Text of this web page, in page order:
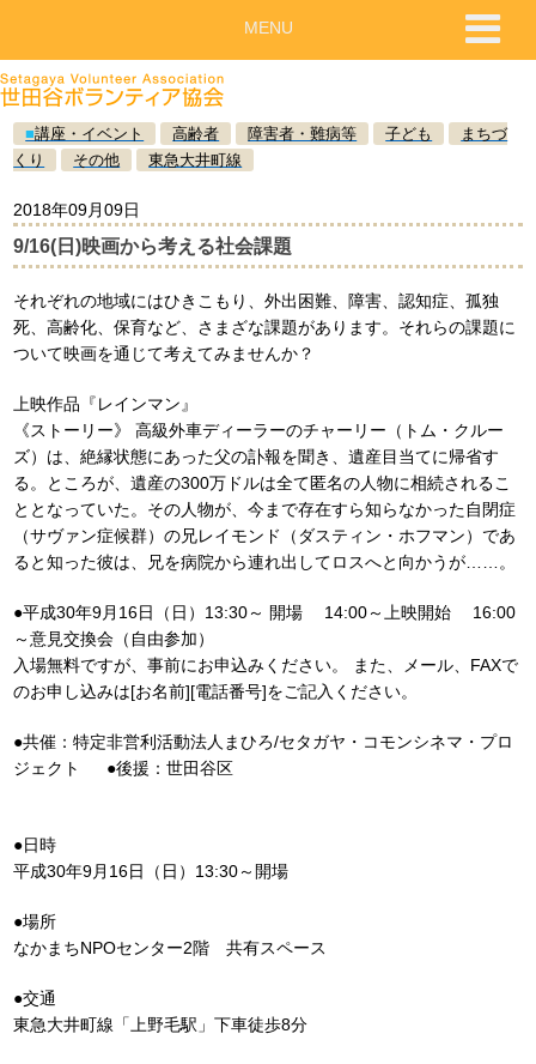
■講座・イベント 高齢者 障害者・難病等 子ども
まちづ
くり
その他 東急大井町線
2018年09月09日
9/16(日)映画から考える社会課題
それぞれの地域にはひきこもり、外出困難、障害、認知症、孤独
死、高齢化、保育など、さまざな課題があります。それらの課題に
ついて映画を通じて考えてみませんか？
上映作品『レインマン』
《ストーリー》 高級外車ディーラーのチャーリー（トム・クルー
ズ）は、絶縁状態にあった父の訃報を聞き、遺産目当てに帰省す
る。ところが、遺産の300万ドルは全て匿名の人物に相続されるこ
ととなっていた。その人物が、今まで存在すら知らなかった自閉症
（サヴァン症候群）の兄レイモンド（ダスティン・ホフマン）であ
ると知った彼は、兄を病院から連れ出してロスへと向かうが……。
●平成30年9月16日（日）13:30～ 開場 14:00～上映開始 16:00
～意見交換会（自由参加）
入場無料ですが、事前にお申込みください。 また、メール、FAXで
のお申し込みは[お名前][電話番号]をご記入ください。
●共催：特定非営利活動法人まひろ/セタガヤ・コモンシネマ・プロ
ジェクト ●後援：世田谷区
●日時
平成30年9月16日（日）13:30～開場
●場所
なかまちNPOセンター2階 共有スペース
●交通
東急大井町線「上野毛駅」下車徒歩8分
MENU